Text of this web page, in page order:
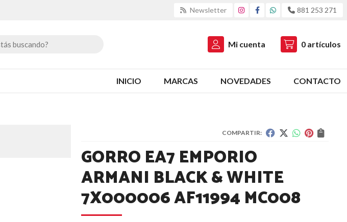
Newsletter 881 253 271
Mi cuenta 0 artículos
INICIO MARCAS NOVEDADES CONTACTO
COMPARTIR:
GORRO EA7 EMPORIO
ARMANI BLACK & WHITE
7X000006 AF11994 MC008